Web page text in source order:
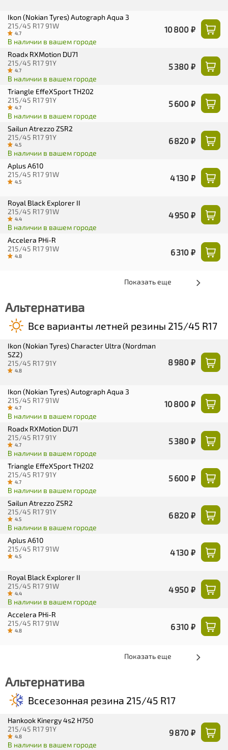
Ikon (Nokian Tyres) Autograph Aqua 3
215/45 R17 91W
4.7
В наличии в вашем городе
10 800 ₽
Roadx RXMotion DU71
215/45 R17 91Y
4.7
В наличии в вашем городе
5 380 ₽
Triangle EffeXSport TH202
215/45 R17 91Y
4.7
В наличии в вашем городе
5 600 ₽
Sailun Atrezzo ZSR2
215/45 R17 91Y
4.5
В наличии в вашем городе
6 820 ₽
Aplus A610
215/45 R17 91W
4.5 4 130 ₽
Royal Black Explorer II
215/45 R17 91W
4.4
В наличии в вашем городе
4 950 ₽
Accelera PHi-R
215/45 R17 91W
4.8 6 310 ₽
Показать еще
Альтернатива
Все варианты летней резины 215/45 R17
Ikon (Nokian Tyres) Character Ultra (Nordman
SZ2)
215/45 R17 91Y
4.8
8 980 ₽
Ikon (Nokian Tyres) Autograph Aqua 3
215/45 R17 91W
4.7
В наличии в вашем городе
10 800 ₽
Roadx RXMotion DU71
215/45 R17 91Y
4.7
В наличии в вашем городе
5 380 ₽
Triangle EffeXSport TH202
215/45 R17 91Y
4.7
В наличии в вашем городе
5 600 ₽
Sailun Atrezzo ZSR2
215/45 R17 91Y
4.5
В наличии в вашем городе
6 820 ₽
Aplus A610
215/45 R17 91W
4.5 4 130 ₽
Royal Black Explorer II
215/45 R17 91W
4.4
В наличии в вашем городе
4 950 ₽
Accelera PHi-R
215/45 R17 91W
4.8 6 310 ₽
Показать еще
Альтернатива
Всесезонная резина 215/45 R17
Hankook Kinergy 4s2 H750
215/45 R17 91Y
4.8
В наличии в вашем городе
9 870 ₽